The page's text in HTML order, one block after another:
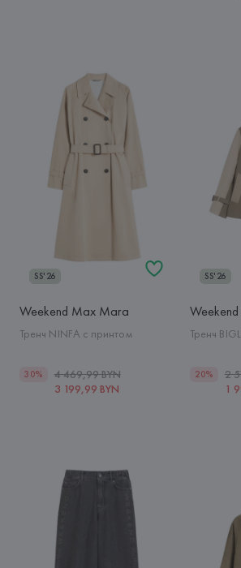
SS'26
Weekend Max Mara
Тренч NINFA с принтом
30%
4 469,99 BYN
3 199,99 BYN
SS'26
Тренч
20%
2
1